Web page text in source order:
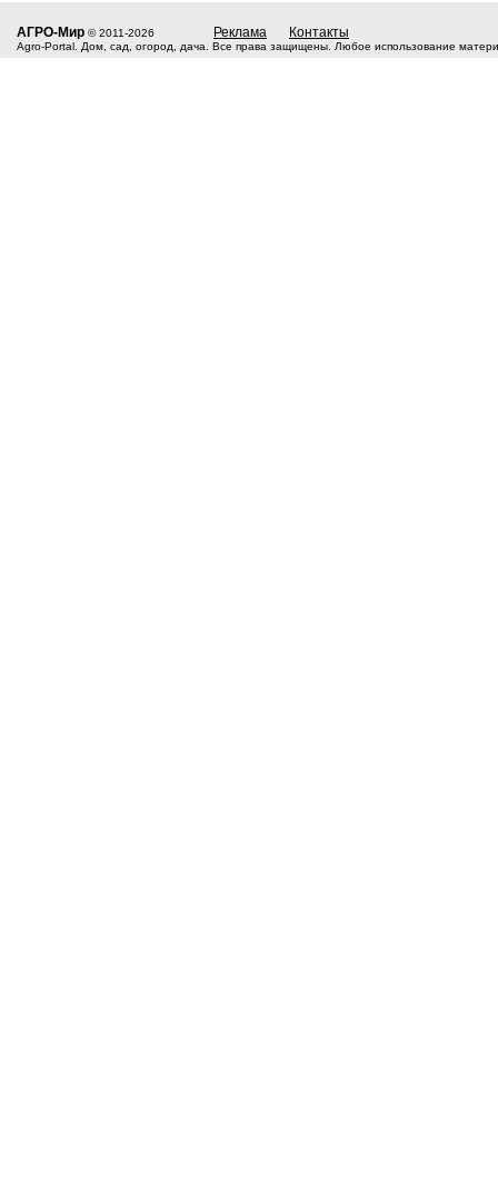
АГРО-Мир © 2011-2026 Реклама Контакты
Agro-Portal. Дом, сад, огород, дача. Все права защищены. Любое использование